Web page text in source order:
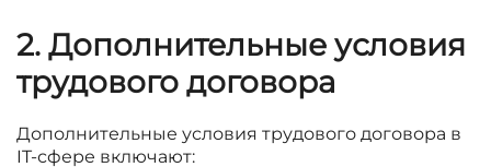
2. Дополнительные условия
трудового договора
Дополнительные условия трудового договора в
IT-сфере включают: